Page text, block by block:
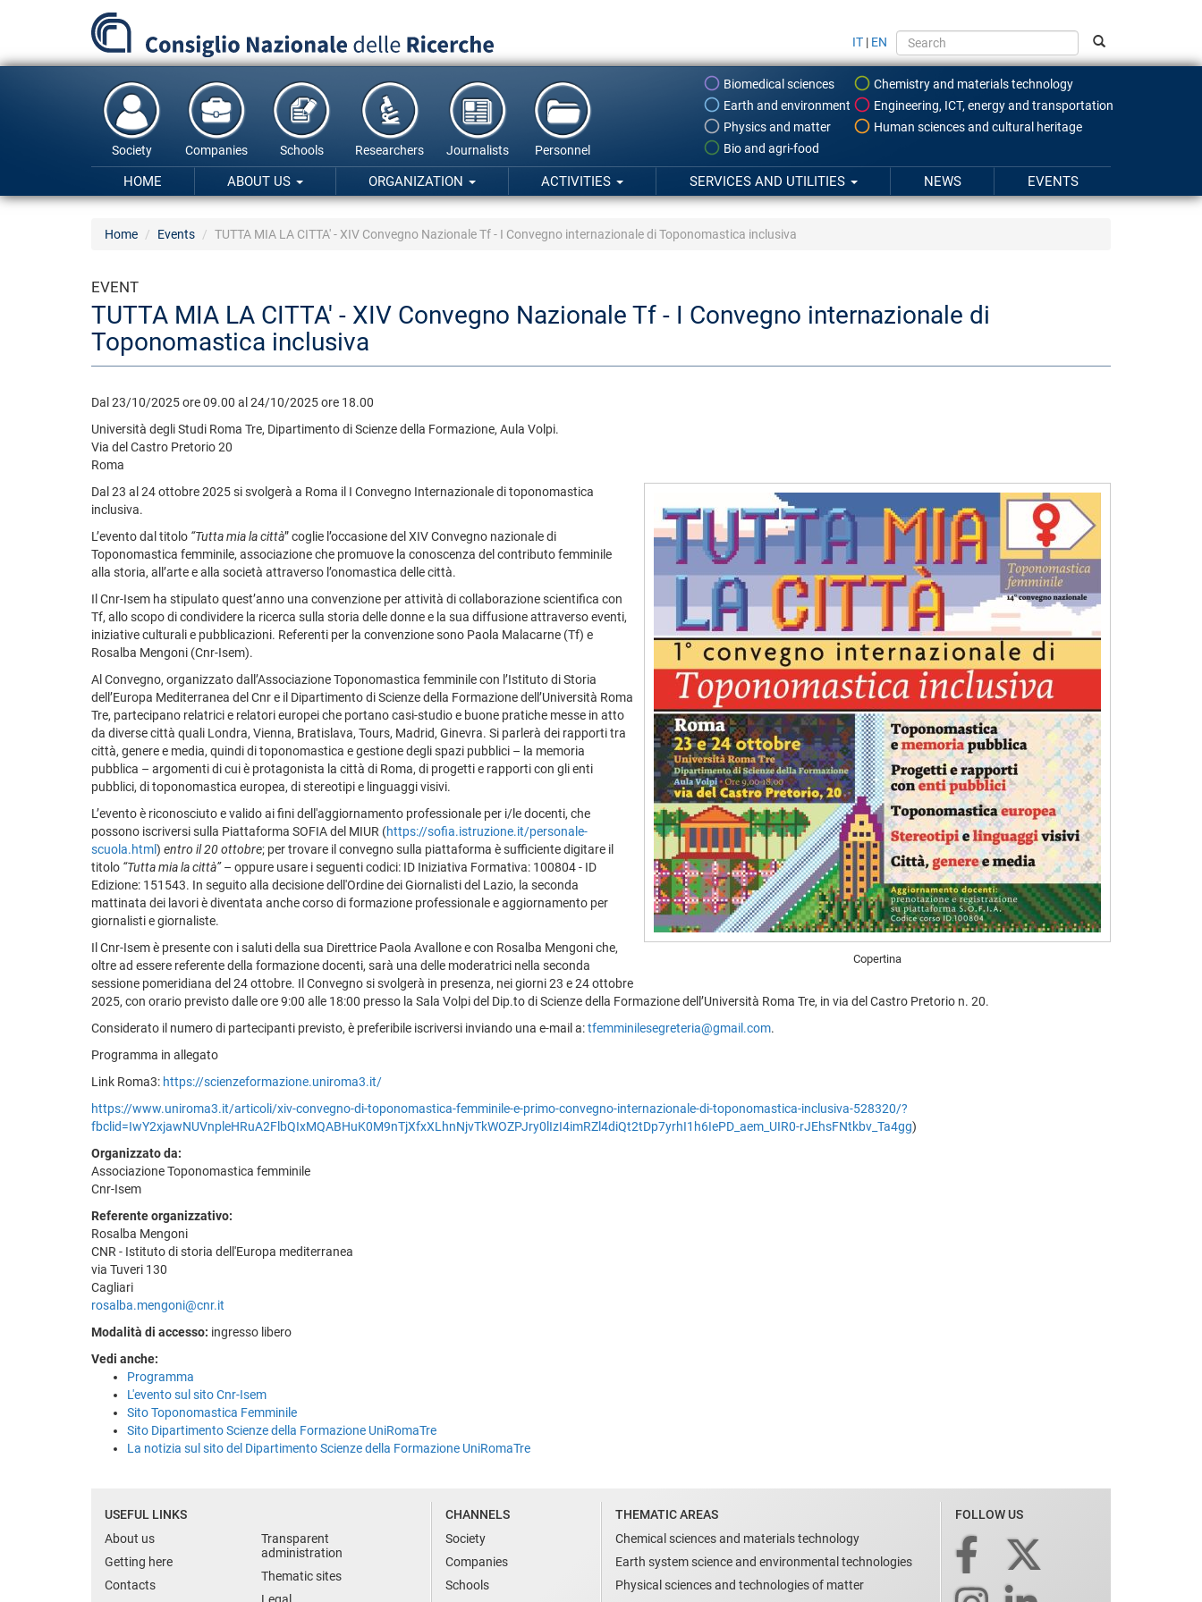
content
IT | EN
Biomedical sciences
Chemistry and materials technology
Earth and environment
Engineering, ICT, energy and transportation
Physics and matter
Human sciences and cultural heritage
Bio and agri-food
Society Companies Schools Researchers Journalists Personnel
HOME ABOUT US ORGANIZATION ACTIVITIES SERVICES AND UTILITIES NEWS EVENTS
Home Events TUTTA MIA LA CITTA' - XIV Convegno Nazionale Tf - I Convegno internazionale di Toponomastica inclusiva
EVENT
TUTTA MIA LA CITTA' - XIV Convegno Nazionale Tf - I Convegno internazionale di
Toponomastica inclusiva
Dal 23/10/2025 ore 09.00 al 24/10/2025 ore 18.00
Università degli Studi Roma Tre, Dipartimento di Scienze della Formazione, Aula Volpi.
Via del Castro Pretorio 20
Roma
Copertina
Dal 23 al 24 ottobre 2025 si svolgerà a Roma il I Convegno Internazionale di toponomastica
inclusiva.
L’evento dal titolo “Tutta mia la città” coglie l’occasione del XIV Convegno nazionale di
Toponomastica femminile, associazione che promuove la conoscenza del contributo femminile
alla storia, all’arte e alla società attraverso l’onomastica delle città.
Il Cnr-Isem ha stipulato quest’anno una convenzione per attività di collaborazione scientifica con
Tf, allo scopo di condividere la ricerca sulla storia delle donne e la sua diffusione attraverso eventi,
iniziative culturali e pubblicazioni. Referenti per la convenzione sono Paola Malacarne (Tf) e
Rosalba Mengoni (Cnr-Isem).
Al Convegno, organizzato dall’Associazione Toponomastica femminile con l’Istituto di Storia
dell’Europa Mediterranea del Cnr e il Dipartimento di Scienze della Formazione dell’Università Roma
Tre, partecipano relatrici e relatori europei che portano casi-studio e buone pratiche messe in atto
da diverse città quali Londra, Vienna, Bratislava, Tours, Madrid, Ginevra. Si parlerà dei rapporti tra
città, genere e media, quindi di toponomastica e gestione degli spazi pubblici – la memoria
pubblica – argomenti di cui è protagonista la città di Roma, di progetti e rapporti con gli enti
pubblici, di toponomastica europea, di stereotipi e linguaggi visivi.
L’evento è riconosciuto e valido ai fini dell'aggiornamento professionale per i/le docenti, che
possono iscriversi sulla Piattaforma SOFIA del MIUR (https://sofia.istruzione.it/personale-
scuola.html) entro il 20 ottobre; per trovare il convegno sulla piattaforma è sufficiente digitare il
titolo “Tutta mia la città”– oppure usare i seguenti codici: ID Iniziativa Formativa: 100804 - ID
Edizione: 151543. In seguito alla decisione dell'Ordine dei Giornalisti del Lazio, la seconda
mattinata dei lavori è diventata anche corso di formazione professionale e aggiornamento per
giornalisti e giornaliste.
Il Cnr-Isem è presente con i saluti della sua Direttrice Paola Avallone e con Rosalba Mengoni che,
oltre ad essere referente della formazione docenti, sarà una delle moderatrici nella seconda
sessione pomeridiana del 24 ottobre. Il Convegno si svolgerà in presenza, nei giorni 23 e 24 ottobre
2025, con orario previsto dalle ore 9:00 alle 18:00 presso la Sala Volpi del Dip.to di Scienze della Formazione dell’Università Roma Tre, in via del Castro Pretorio n. 20.
Considerato il numero di partecipanti previsto, è preferibile iscriversi inviando una e-mail a:tfemminilesegreteria@gmail.com.
Programma in allegato
Link Roma3: https://scienzeformazione.uniroma3.it/
https://www.uniroma3.it/articoli/xiv-convegno-di-toponomastica-femminile-e-primo-convegno-internazionale-di-toponomastica-inclusiva-528320/?
fbclid=IwY2xjawNUVnpleHRuA2FlbQIxMQABHuK0M9nTjXfxXLhnNjvTkWOZPJry0lIzI4imRZl4diQt2tDp7yrhI1h6IePD_aem_UIR0-rJEhsFNtkbv_Ta4gg)
Organizzato da:
Associazione Toponomastica femminile
Cnr-Isem
Referente organizzativo:
Rosalba Mengoni
CNR - Istituto di storia dell'Europa mediterranea
via Tuveri 130
Cagliari
rosalba.mengoni@cnr.it
Modalità di accesso: ingresso libero
Vedi anche:
Programma
L'evento sul sito Cnr-Isem
Sito Toponomastica Femminile
Sito Dipartimento Scienze della Formazione UniRomaTre
La notizia sul sito del Dipartimento Scienze della Formazione UniRomaTre
USEFUL LINKS
About us
Getting here
Contacts
Transparent
administration
Thematic sites
CHANNELS
Society
Companies
Schools
THEMATIC AREAS
Chemical sciences and materials technology
Earth system science and environmental technologies
Physical sciences and technologies of matter
FOLLOW US